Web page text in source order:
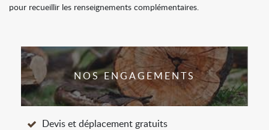
pour recueillir les renseignements complémentaires.
NOS ENGAGEMENTS
Devis et déplacement gratuits